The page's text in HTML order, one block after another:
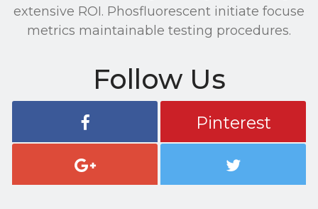
extensive ROI. Phosfluorescent initiate focuse
metrics maintainable testing procedures.
Follow Us
Pinterest